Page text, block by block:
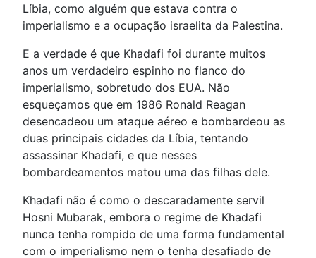
Líbia, como alguém que estava contra o
imperialismo e a ocupação israelita da Palestina.
E a verdade é que Khadafi foi durante muitos
anos um verdadeiro espinho no flanco do
imperialismo, sobretudo dos EUA. Não
esqueçamos que em 1986 Ronald Reagan
desencadeou um ataque aéreo e bombardeou as
duas principais cidades da Líbia, tentando
assassinar Khadafi, e que nesses
bombardeamentos matou uma das filhas dele.
Khadafi não é como o descaradamente servil
Hosni Mubarak, embora o regime de Khadafi
nunca tenha rompido de uma forma fundamental
com o imperialismo nem o tenha desafiado de